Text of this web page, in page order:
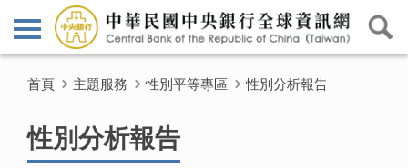
首頁 主題服務 性別平等專區 性別分析報告
性別分析報告